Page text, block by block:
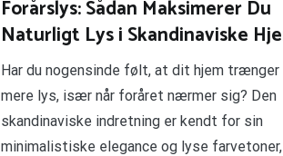
Forårslys: Sådan Maksimerer Du
Naturligt Lys i Skandinaviske
Har du nogensinde følt, at dit hjem
mere lys, især når foråret nærmer sig? Den
skandinaviske indretning er kendt for sin
minimalistiske elegance og lyse